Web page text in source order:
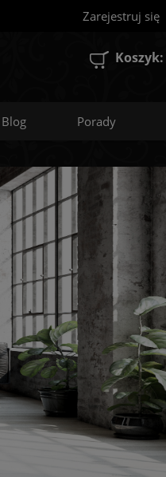
Zarejestruj się
Koszyk:
Blog Porady